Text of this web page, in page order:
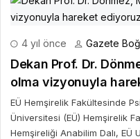
4 yıl önce Gazete
Dekan Prof. Dr.
olma vizyonuyla
EÜ Hemşirelik Fakültesinde
Üniversitesi (EÜ) Hemşirelik
Hemşireliği Anabilim Dalı, EÜ